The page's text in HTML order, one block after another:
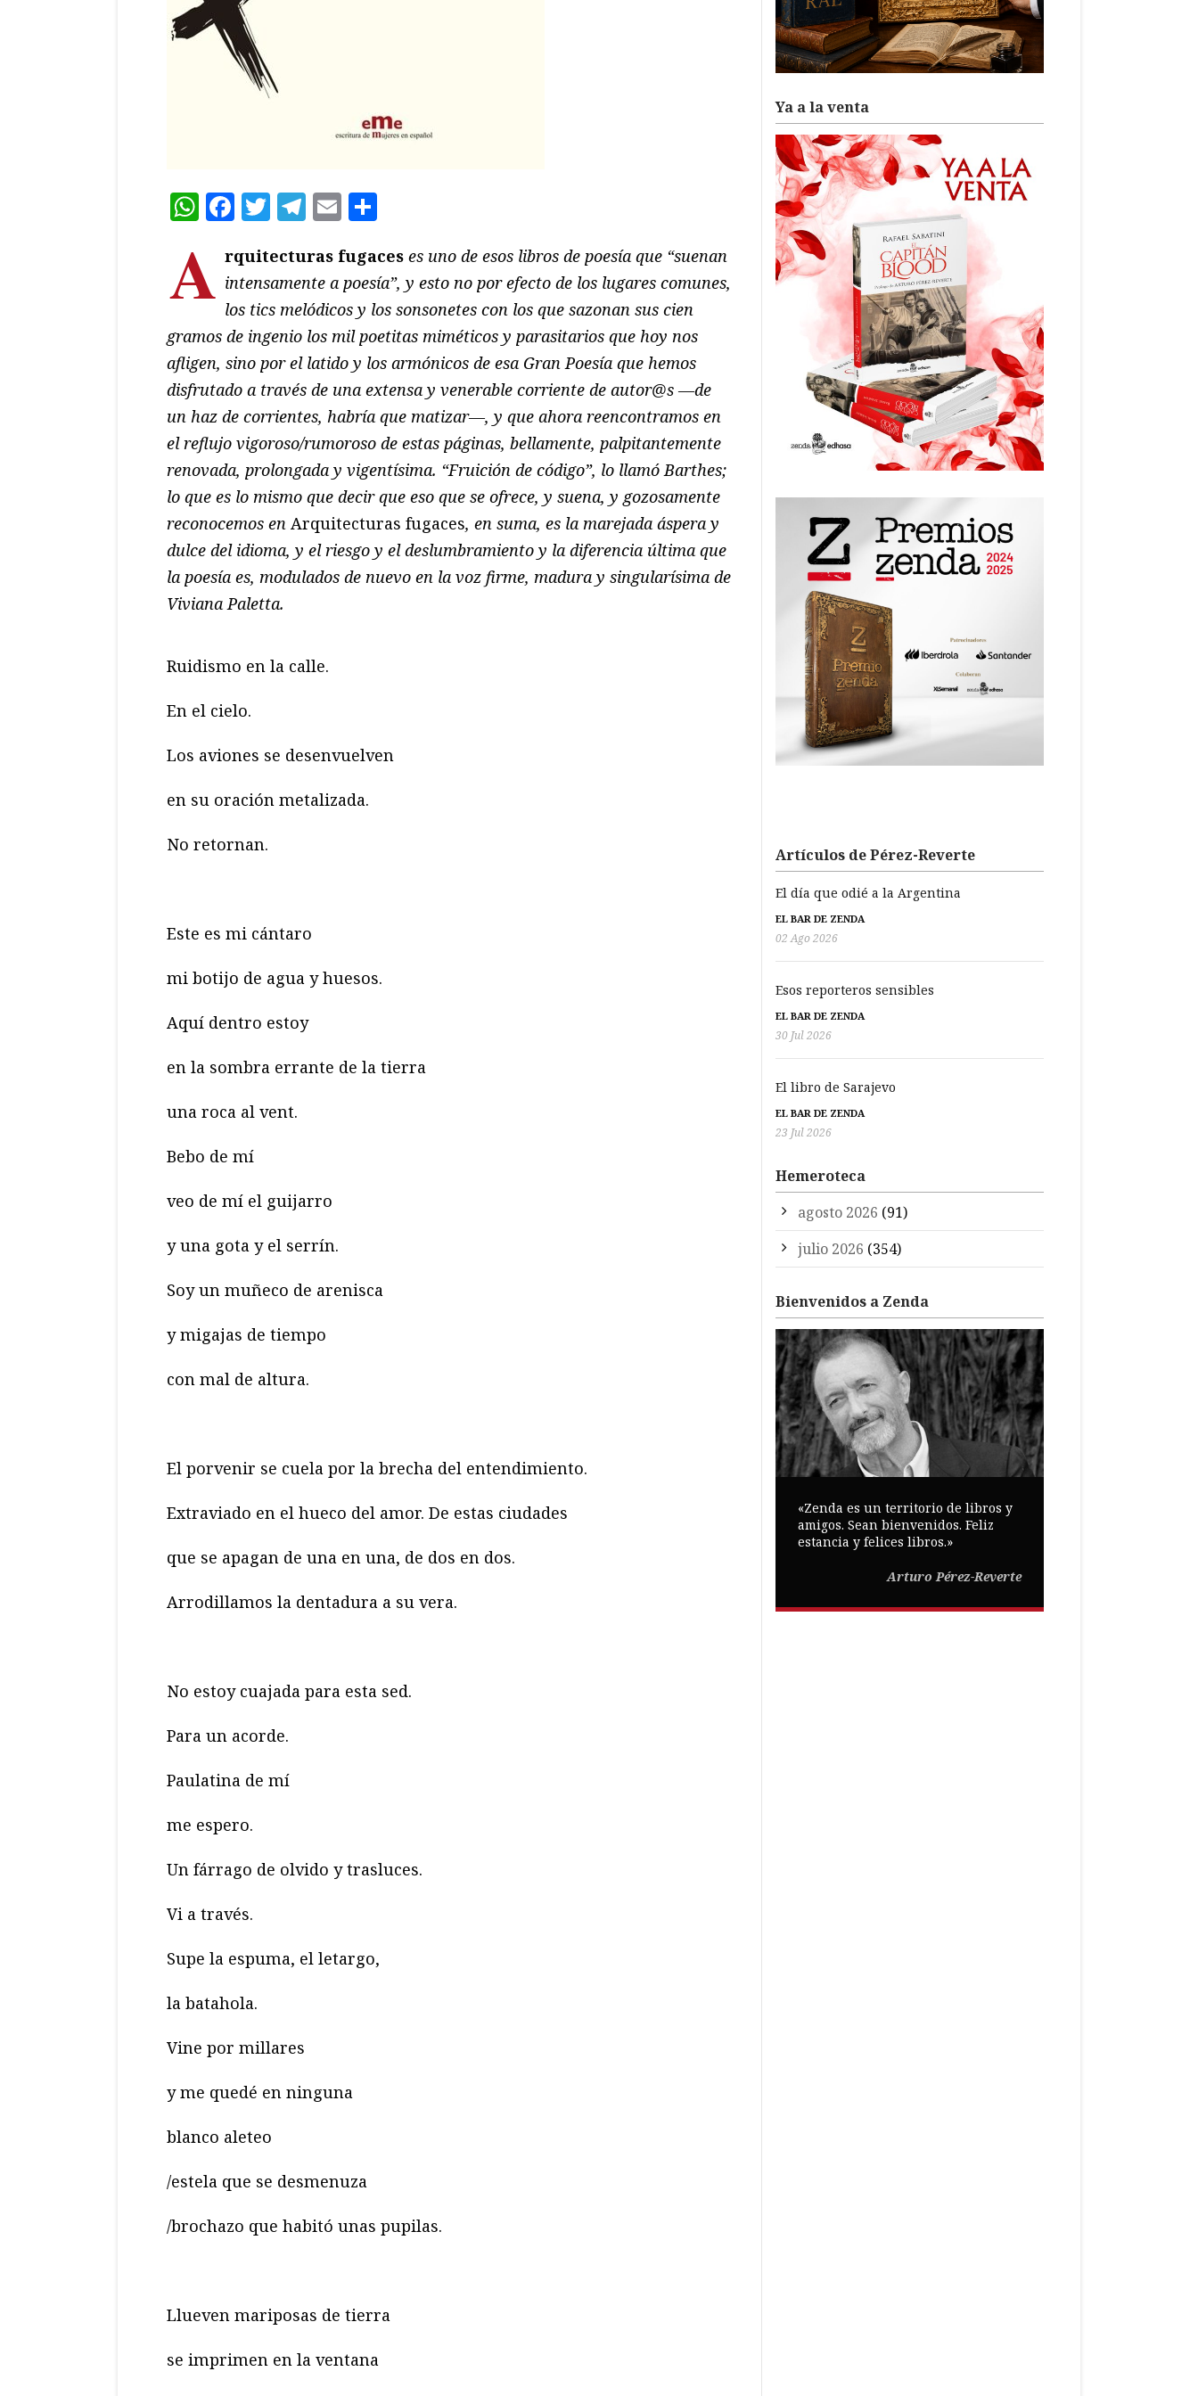
WhatsApp
Facebook
Twitter
Telegram
Email
A rquitecturas fugaces es uno de esos libros de poesía que “suenan
intensamente a poesía”, y esto no por efecto de los lugares comunes,
los tics melódicos y los sonsonetes con los que sazonan sus cien
gramos de ingenio los mil poetitas miméticos y parasitarios que hoy nos
afligen, sino por el latido y los armónicos de esa Gran Poesía que hemos
disfrutado a través de una extensa y venerable corriente de autor@s —de
un haz de corrientes, habría que matizar—, y que ahora reencontramos en
el reflujo vigoroso/rumoroso de estas páginas, bellamente, palpitantemente
renovada, prolongada y vigentísima. “Fruición de código”, lo llamó Barthes;
lo que es lo mismo que decir que eso que se ofrece, y suena, y gozosamente
reconocemos en Arquitecturas fugaces, en suma, es la marejada áspera y
dulce del idioma, y el riesgo y el deslumbramiento y la diferencia última que
la poesía es, modulados de nuevo en la voz firme, madura y singularísima de
Viviana Paletta.
Ruidismo en la calle.
En el cielo.
Los aviones se desenvuelven
en su oración metalizada.
No retornan.
Este es mi cántaro
mi botijo de agua y huesos.
Aquí dentro estoy
en la sombra errante de la tierra
una roca al vent.
Bebo de mí
veo de mí el guijarro
y una gota y el serrín.
Soy un muñeco de arenisca
y migajas de tiempo
con mal de altura.
El porvenir se cuela por la brecha del entendimiento.
Extraviado en el hueco del amor. De estas ciudades
que se apagan de una en una, de dos en dos.
Arrodillamos la dentadura a su vera.
No estoy cuajada para esta sed.
Para un acorde.
Paulatina de mí
me espero.
Un fárrago de olvido y trasluces.
Vi a través.
Supe la espuma, el letargo,
la batahola.
Vine por millares
y me quedé en ninguna
blanco aleteo
/estela que se desmenuza
/brochazo que habitó unas pupilas.
Llueven mariposas de tierra
se imprimen en la ventana
Ya a la venta
Artículos de Pérez-Reverte
El día que odié a la Argentina
EL BAR DE ZENDA
02 Ago 2026
Esos reporteros sensibles
EL BAR DE ZENDA
30 Jul 2026
El libro de Sarajevo
EL BAR DE ZENDA
23 Jul 2026
Hemeroteca
agosto 2026 (91)
julio 2026 (354)
Bienvenidos a Zenda
«Zenda es un territorio de libros y
amigos. Sean bienvenidos. Feliz
estancia y felices libros.»
Arturo Pérez-Reverte